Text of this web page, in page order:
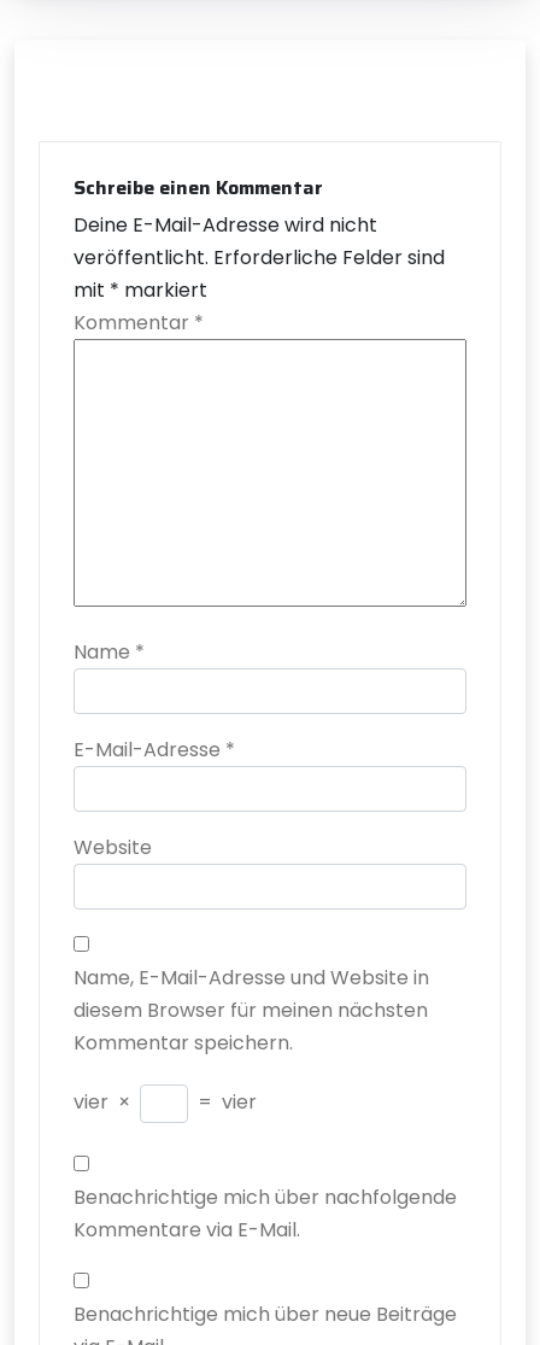
Schreibe einen Kommentar
Deine E-Mail-Adresse wird nicht
veröffentlicht. Erforderliche Felder sind
mit * markiert
Kommentar *
Name *
E-Mail-Adresse *
Website
Name, E-Mail-Adresse und Website in
diesem Browser für meinen nächsten
Kommentar speichern.
vier × = vier
Benachrichtige mich über nachfolgende
Kommentare via E-Mail.
Benachrichtige mich über neue Beiträge